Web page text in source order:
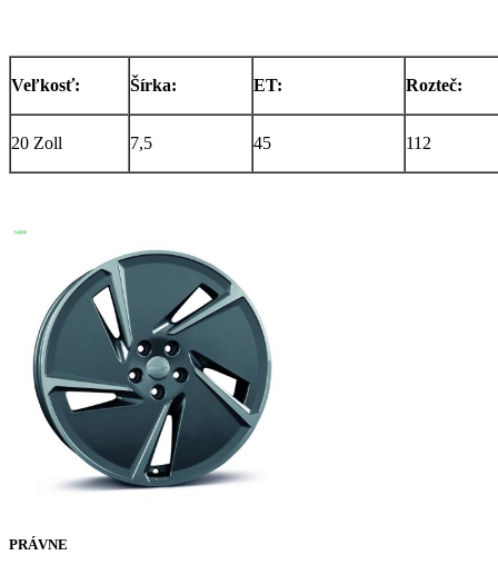
Veľkosť: Šírka: ET: Rozteč:
20 Zoll 7,5 45 112
PRÁVNE